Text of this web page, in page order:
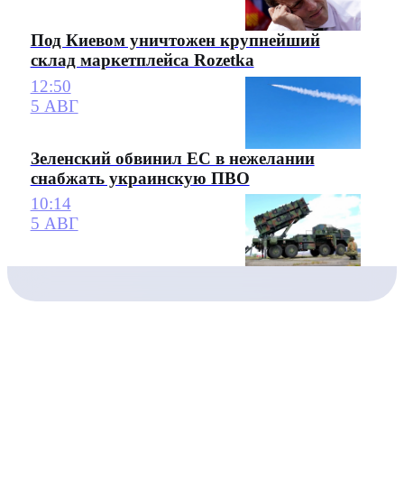
Под Киевом уничтожен крупнейший
склад маркетплейса Rozetka
12:50
5 АВГ
Зеленский обвинил ЕС в нежелании
снабжать украинскую ПВО
10:14
5 АВГ